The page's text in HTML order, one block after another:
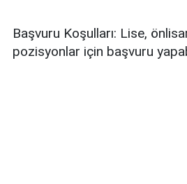
Başvuru Koşulları: Lise,
pozisyonlar için başvuru